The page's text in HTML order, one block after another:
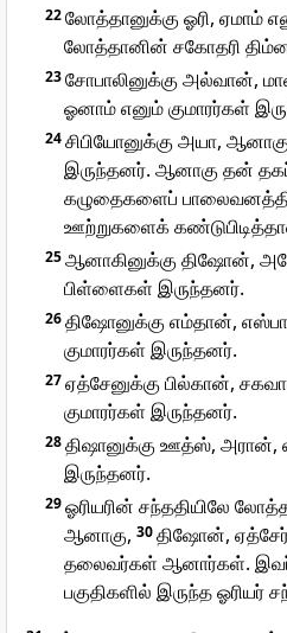
22லோத்தானுக்கு ஓரி, ஏமாம்
லோத்தானின் சகோதரி
23சோபாலினுக்கு அல்வான்,
ஓனாம் எனும் குமாரர்கள்
24சிபியோனுக்கு அயா,
இருந்தனர். ஆனாகு தன்
கழுதைகளைப்
ஊற்றுகளைக்
25ஆனாகினுக்கு திஷோன்,
பிள்ளைகள் இருந்தனர்.
26திஷோனுக்கு எம்தான்,
குமாரர்கள் இருந்தனர்.
27ஏத்சேனுக்கு பில்கான்,
குமாரர்கள் இருந்தனர்.
28திஷானுக்கு ஊத்ஸ், அரான்,
இருந்தனர்.
29ஓரியரின் சந்ததியிலே
ஆனாகு, 30திஷோன்,
தலைவர்கள் ஆனார்கள்.
பகுதிகளில் இருந்த ஓரியர்